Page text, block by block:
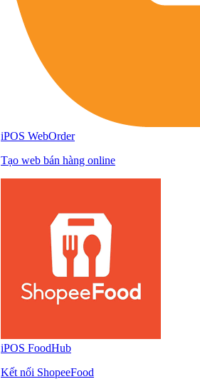
iPOS WebOrder
Tạo web bán hàng online
iPOS FoodHub
Kết nối ShopeeFood